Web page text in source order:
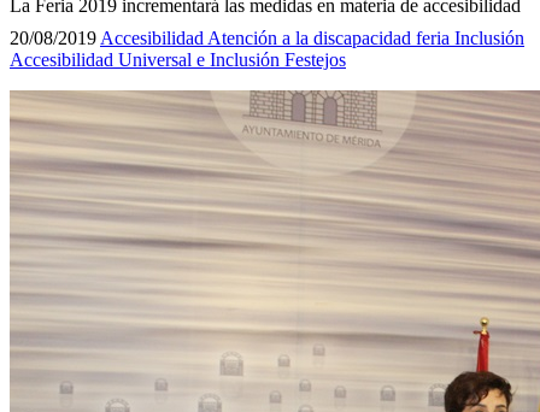
La Feria 2019 incrementará las medidas en materia de accesibilidad
20/08/2019AccesibilidadAtención a la discapacidad feria Inclusión
Accesibilidad Universal e Inclusión Festejos